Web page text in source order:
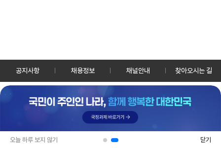
오늘 하루 보지 않기 닫기
공지사항 채용정보 채널안내 찾아오시는 길
30128 세종특별자치시 정부2청사로 13 한국정책방송원 KTV
TEL: 044-204-8000
Copyrightⓒ KTV 국민방송 All Rights Reserved.